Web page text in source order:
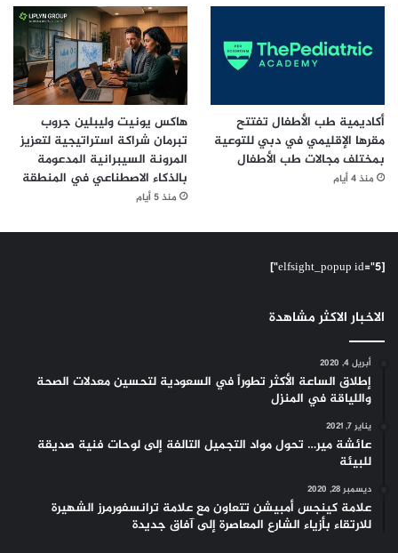
أكاديمية طب الأطفال تفتتح
مقرها الإقليمي في دبي للتوعية
بمختلف مجالات طب الأطفال
منذ 4 أيام
هاكس يونيت وليبلين جروب
تبرمان شراكة استراتيجية لتعزيز
المرونة السيبرانية المدعومة
بالذكاء الاصطناعي في المنطقة
منذ 5 أيام
[elfsight_popup id="5"]
الاخبار الاكثر مشاهدة
أبريل 4, 2020
إطلاق الساعة الأكثر تطوراً في السعودية لتحسين معدلات الصحة
واللياقة في المنزل
يناير 7, 2021
عائشة مير… تحول مواد التجميل التالفة إلى لوحات فنية صديقة
للبيئة
ديسمبر 28, 2020
علامة كينجس أمبيشن تتعاون مع علامة ترانسفورمرز الشهيرة
للارتقاء بأزياء الشارع المعاصرة إلى آفاق جديدة